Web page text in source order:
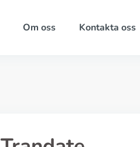
Om oss Kontakta oss